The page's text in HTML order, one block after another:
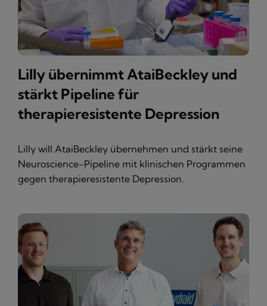
Lilly übernimmt AtaiBeckley und
stärkt Pipeline für
therapieresistente Depression
Lilly will AtaiBeckley übernehmen und stärkt seine
Neuroscience-Pipeline mit klinischen Programmen
gegen therapieresistente Depression.